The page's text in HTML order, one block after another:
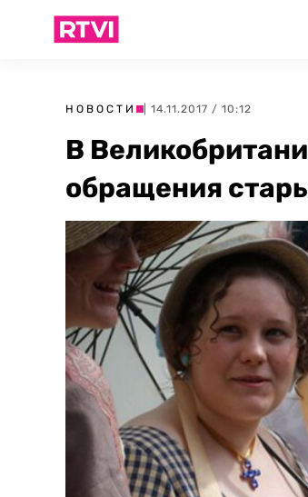
НОВОСТИ | 14.11.2017 / 10:12
В
обращения